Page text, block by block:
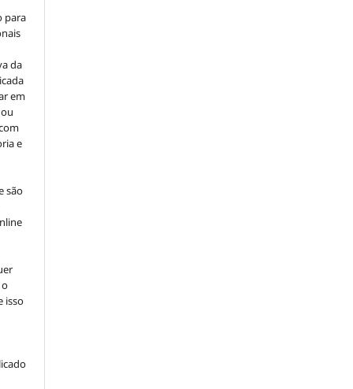
para
da
em
e
são
isso